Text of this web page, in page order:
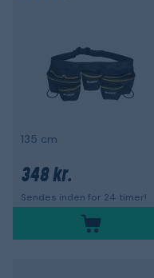
135 cm
348 kr.
Sendes inden for 24 timer!